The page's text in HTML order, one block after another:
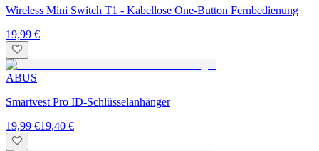
Wireless Mini Switch T1 - Kabellose One-Button Fernbedienung
19,99 €
ABUS
Smartvest Pro ID-Schlüsselanhänger
19,99 €19,40 €